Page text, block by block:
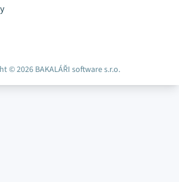
© 2026 BAKALÁŘI software s.r.o.